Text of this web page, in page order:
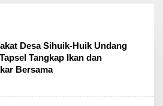
Desa Sihuik-Huik Undang
Tangkap Ikan dan
Bersama